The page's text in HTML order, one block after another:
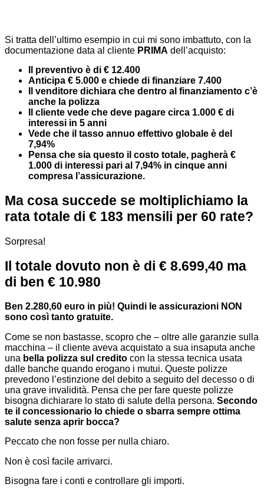
Si tratta dell’ultimo esempio in cui mi sono imbattuto, con la
documentazione data al cliente PRIMA dell’acquisto:
Il preventivo è di € 12.400
Anticipa € 5.000 e chiede di finanziare 7.400
Il venditore dichiara che dentro al finanziamento c’è
anche la polizza
Il cliente vede che deve pagare circa 1.000 € di
interessi in 5 anni
Vede che il tasso annuo effettivo globale è del
7,94%
Pensa che sia questo il costo totale, pagherà €
1.000 di interessi pari al 7,94% in cinque anni
compresa l’assicurazione.
Ma cosa succede se moltiplichiamo la
rata totale di € 183 mensili per 60 rate?
Sorpresa!
Il totale dovuto non è di € 8.699,40 ma
di ben € 10.980
Ben 2.280,60 euro in più! Quindi le assicurazioni NON
sono così tanto gratuite.
Come se non bastasse, scopro che – oltre alle garanzie sulla
macchina – il cliente aveva acquistato a sua insaputa anche
una bella polizza sul credito con la stessa tecnica usata
dalle banche quando erogano i mutui. Queste polizze
prevedono l’estinzione del debito a seguito del decesso o di
una grave invalidità. Pensa che per fare queste polizze
bisogna dichiarare lo stato di salute della persona. Secondo
te il concessionario lo chiede o sbarra sempre ottima
salute senza aprir bocca?
Peccato che non fosse per nulla chiaro.
Non è così facile arrivarci.
Bisogna fare i conti e controllare gli importi.